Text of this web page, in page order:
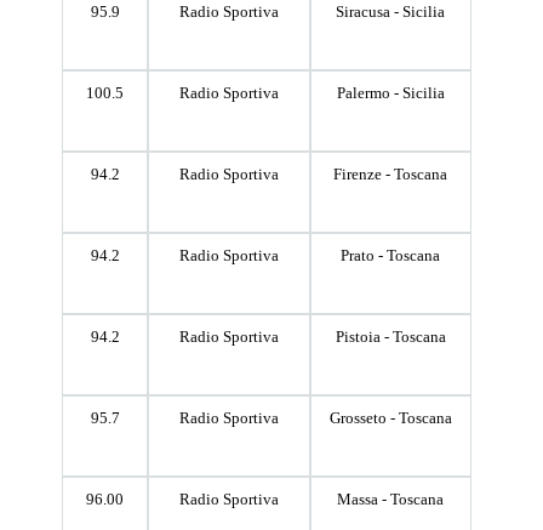
95.9 Radio Sportiva Siracusa - Sicilia
100.5 Radio Sportiva Palermo - Sicilia
94.2 Radio Sportiva Firenze - Toscana
94.2 Radio Sportiva Prato - Toscana
94.2 Radio Sportiva Pistoia - Toscana
95.7 Radio Sportiva Grosseto - Toscana
96.00 Radio Sportiva Massa - Toscana